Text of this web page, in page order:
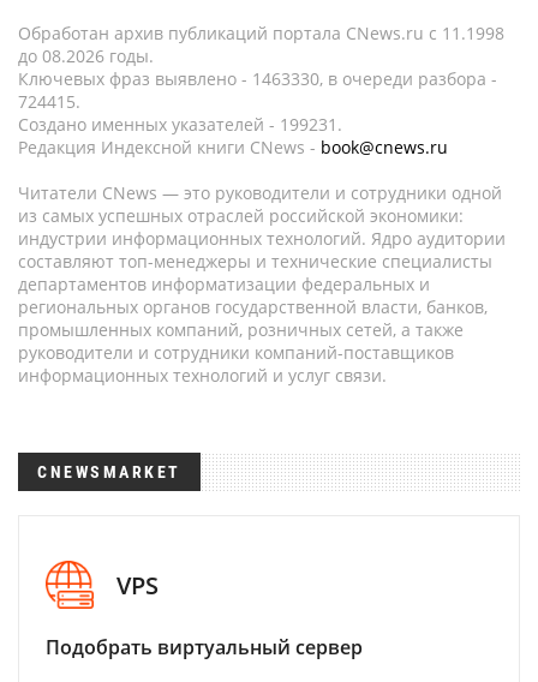
Обработан архив публикаций портала CNews.ru c 11.1998
до 08.2026 годы.
Ключевых фраз выявлено - 1463330, в очереди разбора -
724415.
Создано именных указателей - 199231.
Редакция Индексной книги CNews - book@cnews.ru
Читатели CNews — это руководители и сотрудники одной
из самых успешных отраслей российской экономики:
индустрии информационных технологий. Ядро аудитории
составляют топ-менеджеры и технические специалисты
департаментов информатизации федеральных и
региональных органов государственной власти, банков,
промышленных компаний, розничных сетей, а также
руководители и сотрудники компаний-поставщиков
информационных технологий и услуг связи.
CNEWSMARKET
VPS
Подобрать виртуальный сервер